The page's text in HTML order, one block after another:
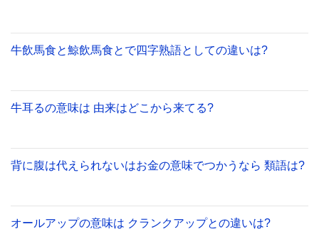
牛飲馬食と鯨飲馬食とで四字熟語としての違いは?
牛耳るの意味は 由来はどこから来てる?
背に腹は代えられないはお金の意味でつかうなら 類語は?
オールアップの意味は クランクアップとの違いは?